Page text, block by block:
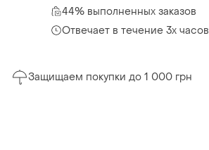
44% выполненных заказов
Отвечает в течение 3х часов
Защищаем покупки до 1 000 грн